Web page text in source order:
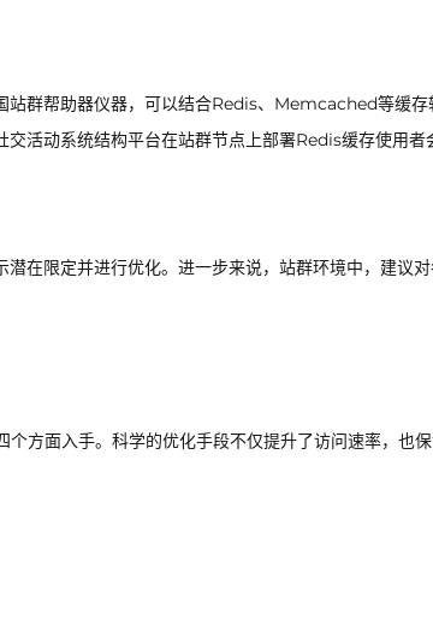
群帮助器仪器，可以结合Redis、Memcached等缓存
活动系统结构平台在站群节点上部署Redis缓存使用者
在限定并进行优化。进一步来说，站群环境中，建议
方面入手。科学的优化手段不仅提升了访问速率，也